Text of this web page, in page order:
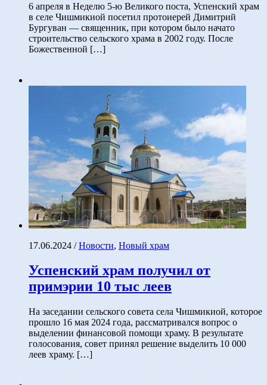
6 апреля в Неделю 5-ю Великого поста, Успенский храм
в селе Чишмикиой посетил протоиерей Димитрий
Бургуван — священник, при котором было начато
строительство сельского храма в 2002 году. После
Божественной […]
17.06.2024 /Новости, Новый храм
Успенский храм получил от
примэрии 10 тыс леев
На заседании сельского совета села Чишмикиой, которое
прошло 16 мая 2024 года, рассматривался вопрос о
выделении финансовой помощи храму. В результате
голосования, совет принял решение выделить 10 000
леев храму. […]